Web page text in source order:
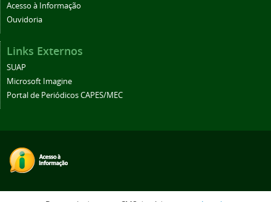
Acesso à Informação
Ouvidoria
Links Externos
SUAP
Microsoft Imagine
Portal de Periódicos CAPES/MEC